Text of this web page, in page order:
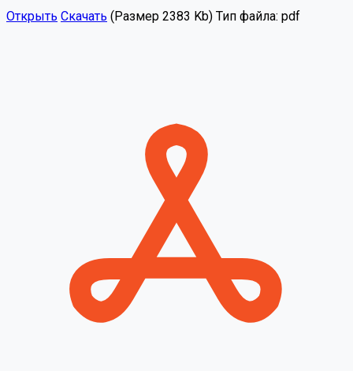
Открыть Скачать (Размер 2383 Kb) Тип файла: pdf